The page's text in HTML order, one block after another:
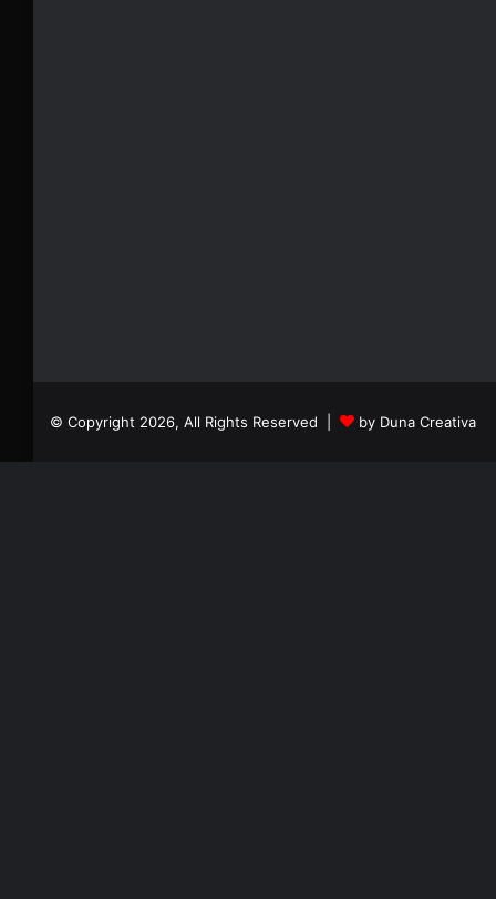
© Copyright 2026, All Rights Reserved | by Duna Creativa